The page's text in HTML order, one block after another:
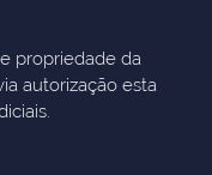
propriedade da
autorização esta